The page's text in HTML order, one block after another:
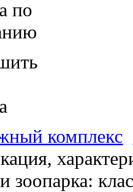
комплекс
зоопарка: